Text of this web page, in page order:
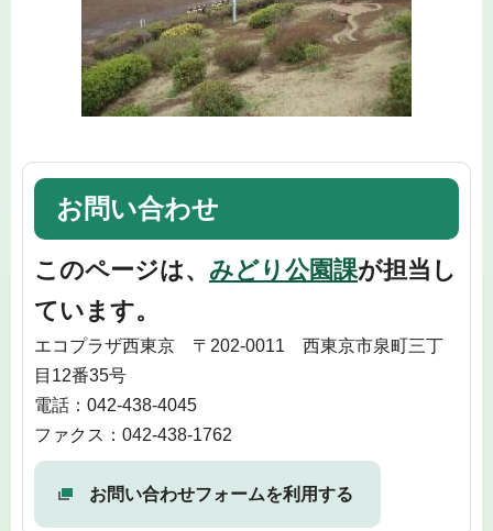
お問い合わせ
このページは、 みどり公園課が担当し
ています。
エコプラザ西東京 〒202-0011 西東京市泉町三丁
目12番35号
電話：042-438-4045
ファクス：042-438-1762
お問い合わせフォームを利用する